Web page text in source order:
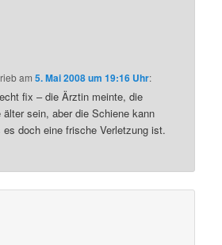
am5. Mai 2008 um 19:16 Uhr:
fix – die Ärztin meinte, die
sein, aber die Schiene kann
doch eine frische Verletzung ist.